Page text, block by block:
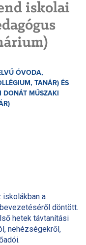
iskolai
ÓVODA,
TANÁR) ÉS
DONÁT MŰSZAKI
iskolákban a
döntött.
hetek távtanítási
nehézségekről,